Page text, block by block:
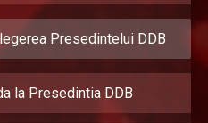
Presedintelui DDB
la Presedintia DDB